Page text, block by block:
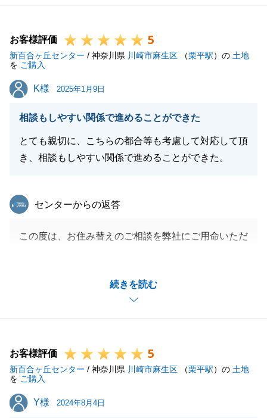
今後とも何かございましたら、お気軽にご相談いただ
何卒、宜しくお願い申し上げます。
お客様評価 5
新百合ヶ丘センター / 神奈川県 川崎市麻生区 （栗平駅）の 土地
を ご購入
K様
K様 2025年1月9日
相談もしやすい関係で進めることができた
とても親切に、こちらの都合等も考慮して対応して頂
き、相談もしやすい関係で進めることができた。
続きを読む
東急リバブル
センターからの返答
この度は、お住み替えのご相談を弊社にご用命いただ
協力あってのことと感じております。
また、今後ともご相談事等がございましたら、気兼ね
なく申し付けください。
お客様評価 5
新百合ヶ丘センター / 神奈川県 川崎市麻生区 （栗平駅）の 土地
を ご購入
Y様
Y様 2024年8月4日